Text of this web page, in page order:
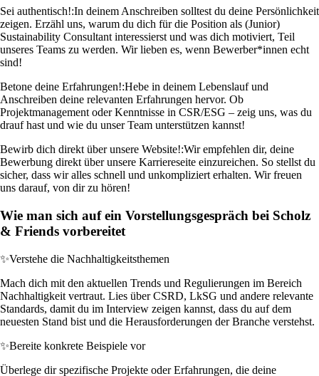
Sei authentisch!:In deinem Anschreiben solltest du deine Persönlichkeit
zeigen. Erzähl uns, warum du dich für die Position als (Junior)
Sustainability Consultant interessierst und was dich motiviert, Teil
unseres Teams zu werden. Wir lieben es, wenn Bewerber*innen echt
sind!
Betone deine Erfahrungen!:Hebe in deinem Lebenslauf und
Anschreiben deine relevanten Erfahrungen hervor. Ob
Projektmanagement oder Kenntnisse in CSR/ESG – zeig uns, was du
drauf hast und wie du unser Team unterstützen kannst!
Bewirb dich direkt über unsere Website!:Wir empfehlen dir, deine
Bewerbung direkt über unsere Karriereseite einzureichen. So stellst du
sicher, dass wir alles schnell und unkompliziert erhalten. Wir freuen
uns darauf, von dir zu hören!
Wie man sich auf ein Vorstellungsgespräch bei Scholz
& Friends vorbereitet
✨Verstehe die Nachhaltigkeitsthemen
Mach dich mit den aktuellen Trends und Regulierungen im Bereich
Nachhaltigkeit vertraut. Lies über CSRD, LkSG und andere relevante
Standards, damit du im Interview zeigen kannst, dass du auf dem
neuesten Stand bist und die Herausforderungen der Branche verstehst.
✨Bereite konkrete Beispiele vor
Überlege dir spezifische Projekte oder Erfahrungen, die deine